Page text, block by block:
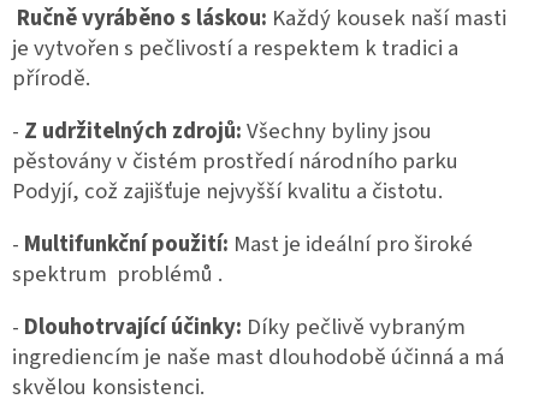
Ručně vyráběno s láskou: Každý kousek naší masti
je vytvořen s pečlivostí a respektem k tradici a
přírodě.
- Z udržitelných zdrojů:Všechny byliny jsou
pěstovány v čistém prostředí národního parku
Podyjí, což zajišťuje nejvyšší kvalitu a čistotu.
- Multifunkční použití: Mast je ideální pro široké
spektrum problémů .
- Dlouhotrvající účinky: Díky pečlivě vybraným
ingrediencím je naše mast dlouhodobě účinná a má
skvělou konsistenci.